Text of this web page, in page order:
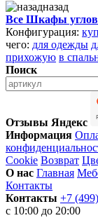
назад
Все Шкафы
Конфигурация:
чего: для одежды
прихожую в
Поиск
Отзывы Яндекс
Информация
Cookie Возврат
О нас Главная
Контакты
Контакты +7
с 10:00 до 20:00